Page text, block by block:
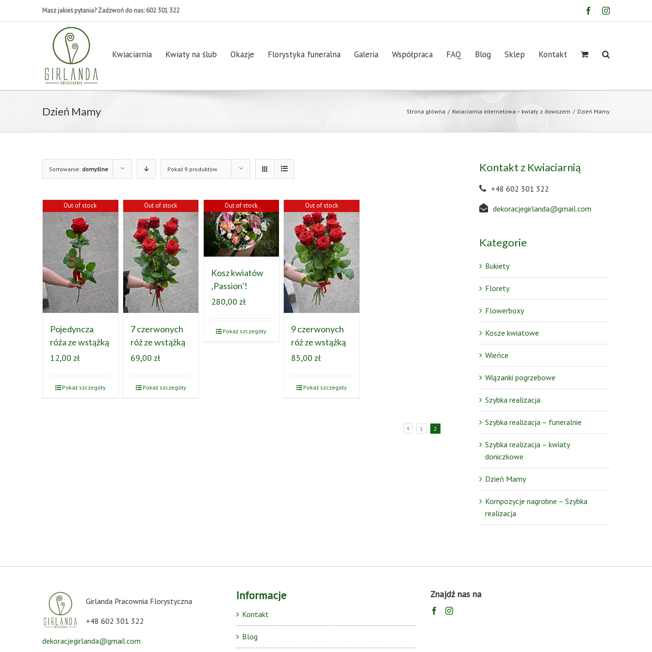
Masz jakieś pytania? Zadzwoń do nas: 602 301 322 FacebookInstagram
Kwiaciarnia Kwiaty na ślub Okazje Florystyka funeralna Galeria Współpraca FAQ Blog Sklep Kontakt
Dzień Mamy Strona główna / Kwiaciarnia internetowa – kwiaty z dowozem / Dzień Mamy
Sortowanie: domyślne Pokaż 9 produktów
Out of stock
Pojedyncza
róża ze wstążką
12,00 zł
Pokaż szczegóły
Out of stock
7 czerwonych
róż ze wstążką
69,00 zł
Pokaż szczegóły
Out of stock
Kosz kwiatów
‚Passion’!
280,00 zł
Pokaż szczegóły
Out of stock
9 czerwonych
róż ze wstążką
85,00 zł
Pokaż szczegóły
1 2
Kontakt z Kwiaciarnią
+48 602 301 322
dekoracjegirlanda@gmail.com
Kategorie
Bukiety
Florety
Flowerboxy
Kosze kwiatowe
Wieńce
Wiązanki pogrzebowe
Szybka realizacja
Szybka realizacja – funeralnie
Szybka realizacja – kwiaty
doniczkowe
Dzień Mamy
Kompozycje nagrobne – Szybka
realizacja
Girlanda Pracownia Florystyczna
+48 602 301 322
dekoracjegirlanda@gmail.com
Informacje
Kontakt
Blog
Znajdź nas na